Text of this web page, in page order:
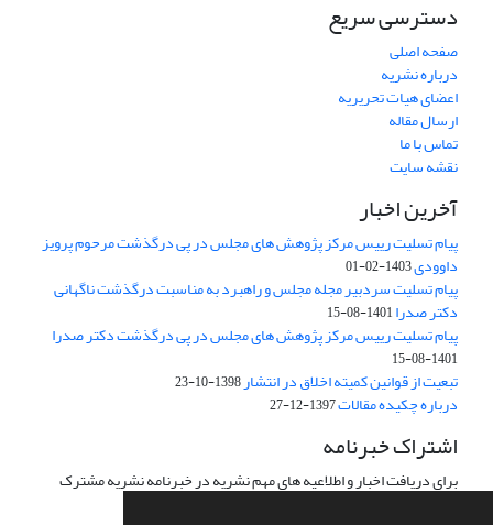
دسترسی سریع
صفحه اصلی
درباره نشریه
اعضای هیات تحریریه
ارسال مقاله
تماس با ما
نقشه سایت
آخرین اخبار
پیام تسلیت رییس مرکز پژوهش های مجلس در پی درگذشت مرحوم پرویز
داوودی1403-02-01
پیام تسلیت سردبیر مجله مجلس و راهبرد به مناسبت درگذشت ناگهانی
دکتر صدرا1401-08-15
پیام تسلیت رییس مرکز پژوهش های مجلس در پی درگذشت دکتر صدرا
1401-08-15
تبعیت از قوانین کمیته اخلاق در انتشار1398-10-23
درباره چکیده مقالات1397-12-27
اشتراک خبرنامه
برای دریافت اخبار و اطلاعیه های مهم نشریه در خبرنامه نشریه مشترک